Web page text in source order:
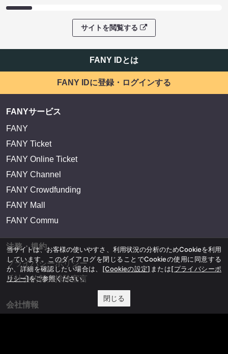
サイトを閲覧する
FANY IDとは
FANY IDに登録・ログインする
FANYサービス
FANY
FANY Ticket
FANY Online Ticket
FANY Channel
FANY Crowdfunding
FANY Mall
FANY Commu
法務・規約
プライバシーポリシー
反社会的勢力排除宣言
会社情報
当サイトは、お客様の使いやすさ、利用状況の分析のためCookieを利用
しています。このダイアログを閉じることでCookieの使用に同意する
か、詳細を確認したい場合は、 [Cookieの設定] または[プライバシーポ
リシー]をご参照ください。
閉じる